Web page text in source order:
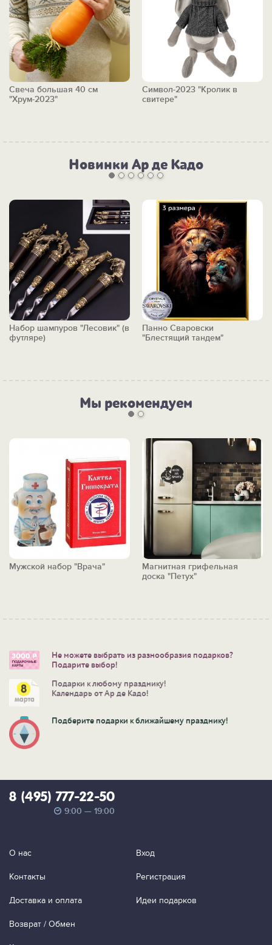
Свеча большая 40 см
"Хрум-2023"
Символ-2023 "Кролик в
свитере"
Новинки Ар де Кадо
Набор шампуров "Лесовик" (в
футляре)
Панно Сваровски
"Блестящий тандем"
Мы рекомендуем
Мужской набор "Врача"
Магнитная грифельная
доска "Петух"
Не можете выбрать из разнообразия подарков?
Подарите выбор!
Подарки к любому празднику!
Календарь от Ар де Кадо!
Подберите подарки к ближайшему празднику!
8 (495) 777-22-50
9:00 — 19:00
О нас
Контакты
Доставка и оплата
Возврат / Обмен
Вход
Регистрация
Идеи подарков